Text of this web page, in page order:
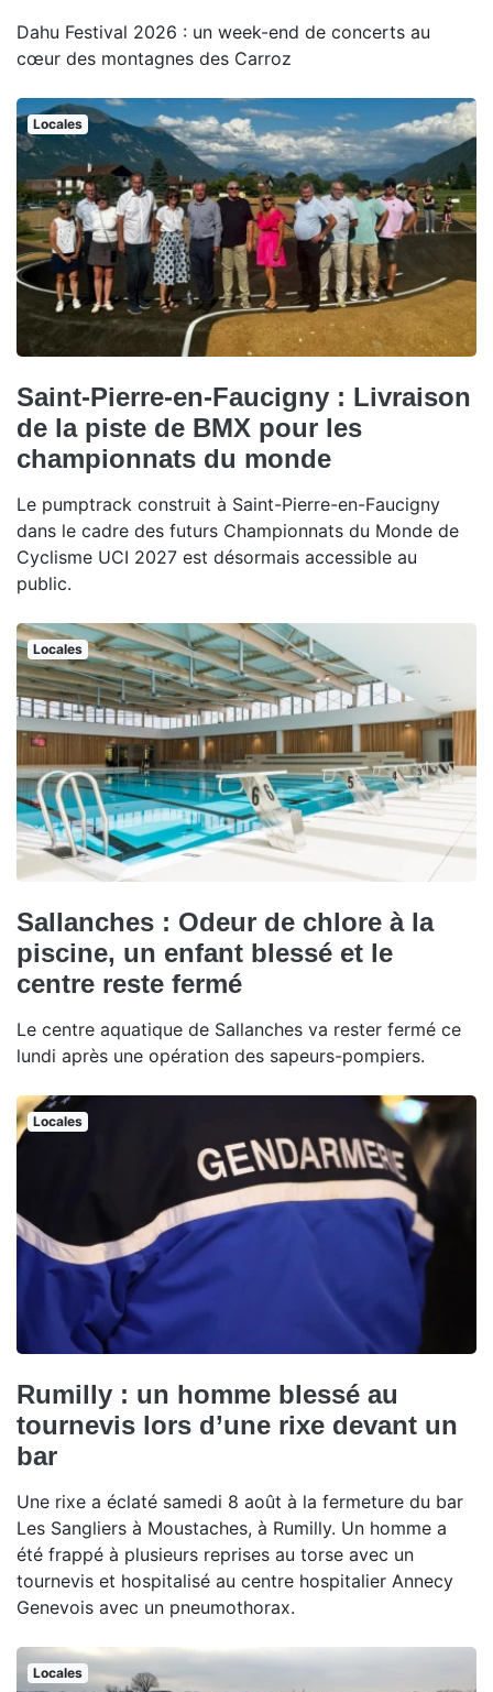
Dahu Festival 2026 : un week-end de concerts au
cœur des montagnes des Carroz
Locales
Saint-Pierre-en-Faucigny : Livraison
de la piste de BMX pour les
championnats du monde
Le pumptrack construit à Saint-Pierre-en-Faucigny
dans le cadre des futurs Championnats du Monde de
Cyclisme UCI 2027 est désormais accessible au
public.
Locales
Sallanches : Odeur de chlore à la
piscine, un enfant blessé et le
centre reste fermé
Le centre aquatique de Sallanches va rester fermé ce
lundi après une opération des sapeurs-pompiers.
Locales
Rumilly : un homme blessé au
tournevis lors d’une rixe devant un
bar
Une rixe a éclaté samedi 8 août à la fermeture du bar
Les Sangliers à Moustaches, à Rumilly. Un homme a
été frappé à plusieurs reprises au torse avec un
tournevis et hospitalisé au centre hospitalier Annecy
Genevois avec un pneumothorax.
Locales